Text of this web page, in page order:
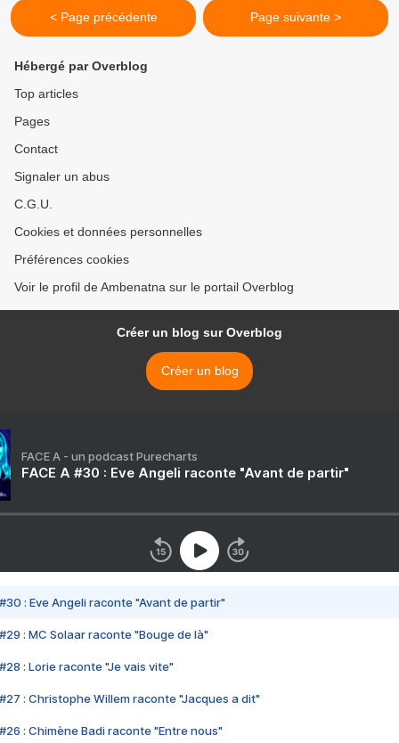
< Page précédente Page suivante >
Hébergé par Overblog
Top articles
Pages
Contact
Signaler un abus
C.G.U.
Cookies et données personnelles
Préférences cookies
Voir le profil de Ambenatna sur le portail Overblog
Créer un blog sur Overblog
Créer un blog
FACE A - un podcast Purecharts
FACE A #30 : Eve Angeli raconte "Avant de partir"
#30 : Eve Angeli raconte "Avant de partir"
#29 : MC Solaar raconte "Bouge de là"
#28 : Lorie raconte "Je vais vite"
#27 : Christophe Willem raconte "Jacques a dit"
#26 : Chimène Badi raconte "Entre nous"